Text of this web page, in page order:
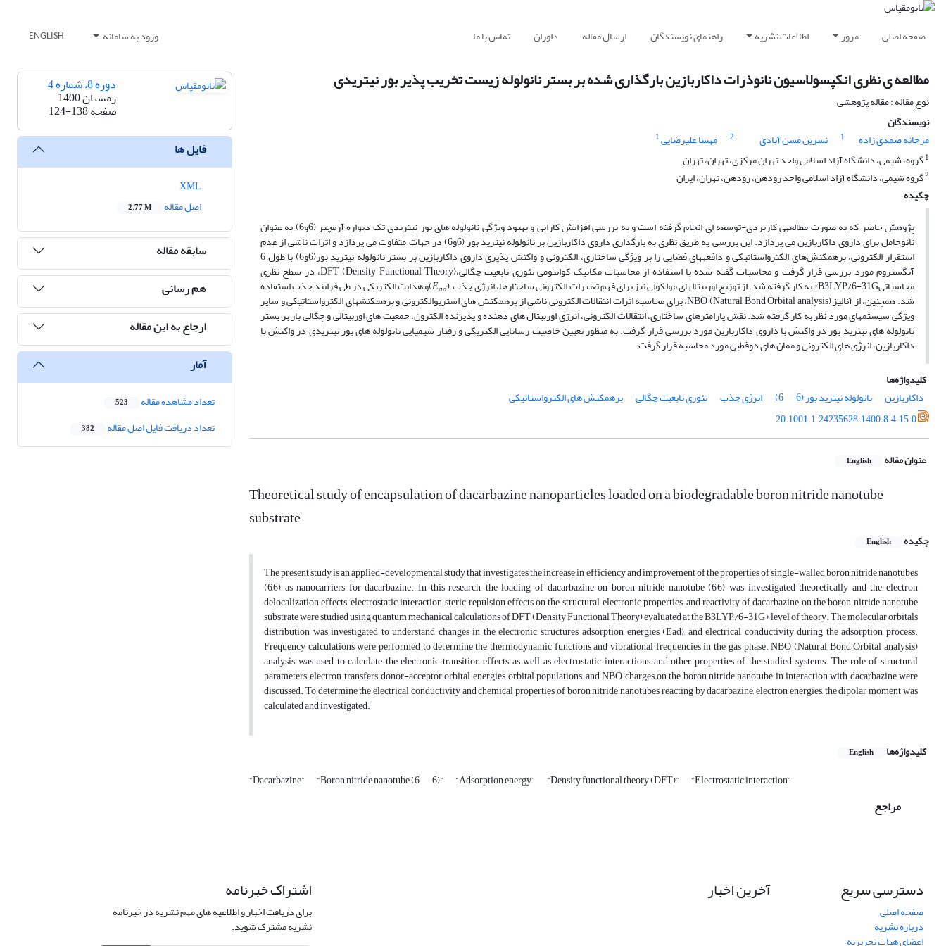
صفحه اصلی مرور اطلاعات نشریه راهنمای نویسندگان ارسال مقاله داوران تماس با ما ورود به سامانه ENGLISH
مطالعه ی نظری انکپسولاسیون نانوذرات داکاربازین بارگذاری شده بر بستر نانولوله زیست تخریب پذیر بور نیتریدی
نوع مقاله : مقاله پژوهشی
نویسندگان
مرجانه صمدی زاده
1 نسرین مسن آبادی 2 مهسا علیرضایی1
1گروه، شیمی، دانشگاه آزاد اسلامی واحد تهران مرکزی، تهران، تهران
2گروه شیمی، دانشگاه آزاد اسلامی واحد رودهن، رودهن، تهران، ایران
چکیده
پژوهش حاضر که به صورت مطالعه­ی کاربردی-توسعه ­ای انجام گرفته است و به بررسی افزایش کارایی و بهبود ویژگی نانولوله های بور نیتریدی تک دیواره آرمچیر (6و6) به عنوان
نانوحامل برای داروی داکاربازین می پردازد. این بررسی به طریق نظری به بارگذاری داروی داکاربازین بر نانولوله نیترید بور (6و6) در جهات متفاوت می پردازد و اثرات ناشی از عدم
استقرار الکترونی، برهمکنش‌های الکترواستاتیکی و دافعه­های فضایی را بر ویژگی ساختاری، الکترونی و واکنش پذیری داروی داکاربازین بر بستر نانولوله نیترید بور(6و6) با طول 6
آنگستروم مورد بررسی قرار گرفت و محاسبات گفته شده با استفاده از محاسبات مکانیک کوانتومی تئوری تابعیت چگالی،(Density Functional Theory) DFT، در سطح نظری
محاسباتیB3LYP/6-31G* به کار گرفته شد. از توزیع اوربیتال­های مولکولی نیز برای فهم تغییرات الکترونی ساختارها، انرژی جذب ( Ead )و هدایت الکتریکی در طی فرایند جذب استفاده
شد. همچنین، از آنالیز NBO (Natural Bond Orbital analysis)، برای محاسبه اثرات انتقالات الکترونی ناشی از برهمکنش های استریوالکترونی و برهمکنش­های الکترواستاتیکی و سایر
ویژگی سیستم­های مورد نظر به کار گرفته شد. نقش پارامترهای ساختاری، انتقالات الکترونی، انرژی اوربیتال های دهنده و پذیرنده الکترون، جمعیت های اوربیتالی و چگالی بار بر بستر
نانولوله ­های نیترید بور در واکنش با داروی داکاربازین مورد بررسی قرار گرفت. به منظور تعیین خاصیت رسانایی الکتریکی و رفتار شیمیایی نانولوله­ های بور نیتریدی در واکنش با
داکاربازین، انرژی های الکترونی و ممان های دوقطبی مورد محاسبه قرار گرفت.
کلیدواژه‌ها
داکاربازین
نانولوله نیترید بور (6 6) انرژی جذب تئوری تابعیت چگالی
برهمکنش های الکترواستاتیکی
20.1001.1.24235628.1400.8.4.15.0
عنوان مقاله English
Theoretical study of encapsulation of dacarbazine nanoparticles loaded on a biodegradable boron nitride nanotube
substrate
چکیده English
The present study is an applied-developmental study that investigates the increase in efficiency and improvement of the properties of single-walled boron nitride nanotubes
(6,6) as nanocarriers for dacarbazine. In this research, the loading of dacarbazine on boron nitride nanotube (6,6) was investigated theoretically and the electron
delocalization effects, electrostatic interaction, steric repulsion effects on the structural, electronic properties, and reactivity of dacarbazine on the boron nitride nanotube
substrate were studied using quantum mechanical calculations of DFT (Density Functional Theory) evaluated at the B3LYP/6-31G* level of theory. The molecular orbitals
distribution was investigated to understand changes in the electronic structures, adsorption energies (Ead), and electrical conductivity during the adsorption process.
Frequency calculations were performed to determine the thermodynamic functions and vibrational frequencies in the gas phase. NBO (Natural Bond Orbital analysis)
analysis was used to calculate the electronic transition effects as well as electrostatic interactions and other properties of the studied systems. The role of structural
parameters, electron transfers, donor-acceptor orbital energies, orbital populations, and NBO charges on the boron nitride nanotube in interaction with dacarbazine were
discussed. To determine the electrical conductivity and chemical properties of boron nitride nanotubes reacting by dacarbazine, electron energies, the dipolar moment was
calculated and investigated.
کلیدواژه‌ها English
“Dacarbazine” “Boron nitride nanotube (6 6)” “Adsorption energy” “Density functional theory (DFT)” “Electrostatic interaction”
مراجع
دوره 8، شماره 4
زمستان 1400
صفحه124-138
فایل ها
اصل مقاله
2.77 M
سابقه مقاله
هم رسانی
ارجاع به این مقاله
آمار
تعداد مشاهده مقاله 523
تعداد دریافت فایل اصل مقاله 382
دسترسی سریع
صفحه اصلی
درباره نشریه
اعضای هیات تحریریه
آخرین اخبار اشتراک خبرنامه
برای دریافت اخبار و اطلاعیه های مهم نشریه در خبرنامه
نشریه مشترک شوید.